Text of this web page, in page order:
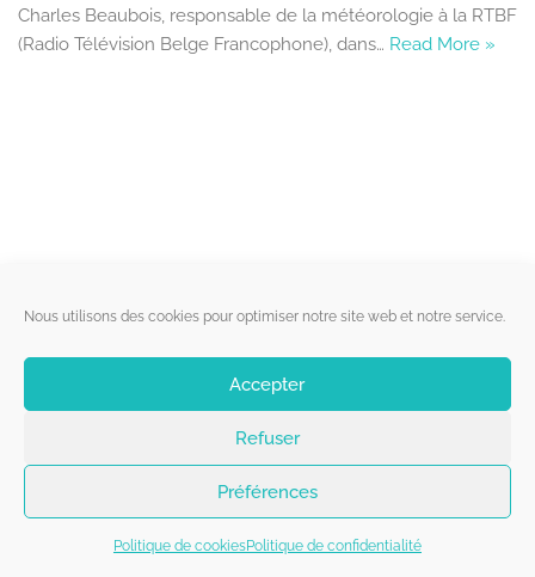
Nous utilisons des cookies pour optimiser notre site web et notre service.
Accepter
Refuser
Préférences
Politique de cookiesPolitique de confidentialité
Charles Beaubois, responsable de la météorologie à la RTBF
(Radio Télévision Belge Francophone), dans… Read More »
Liens utiles
Qui sommes-nous ?
Politique de cookies
Copyright 2026 - Belgorage